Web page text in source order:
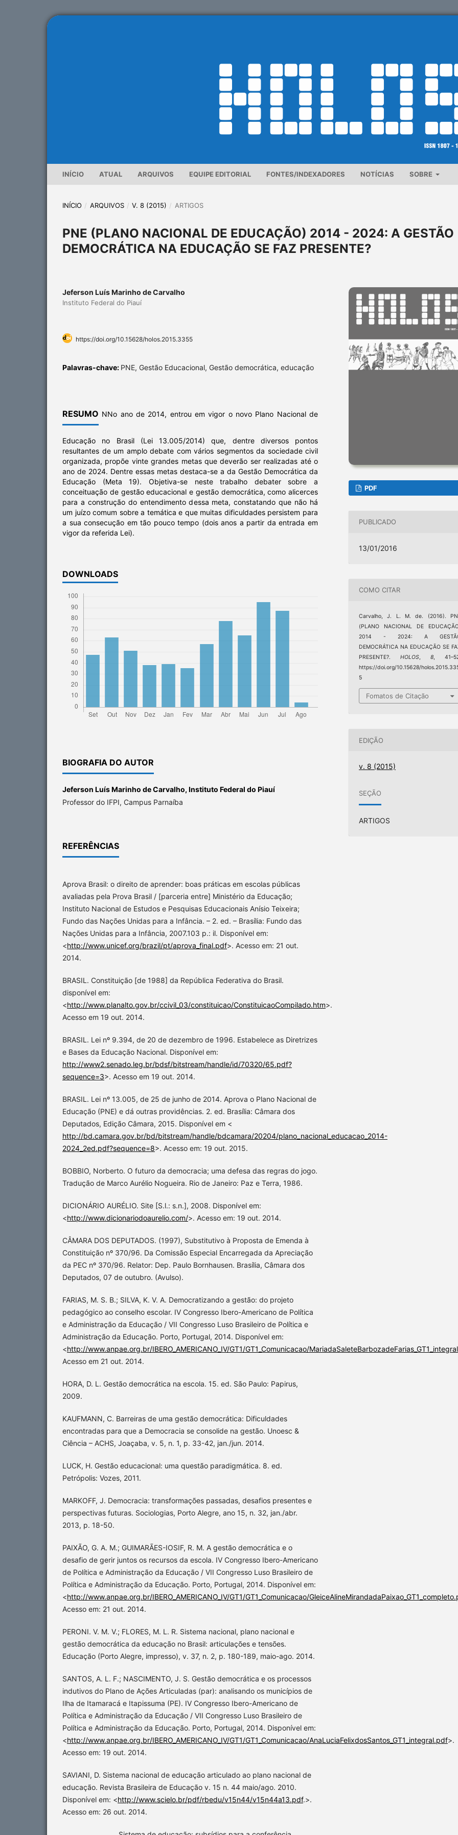
INÍCIO ATUAL ARQUIVOS EQUIPE EDITORIAL FONTES/INDEXADORES NOTÍCIAS SOBRE
INÍCIO / ARQUIVOS / V. 8 (2015) / ARTIGOS
PNE (PLANO NACIONAL DE EDUCAÇÃO) 2014 - 2024: A GESTÃO
DEMOCRÁTICA NA EDUCAÇÃO SE FAZ PRESENTE?
Jeferson Luís Marinho de Carvalho
Instituto Federal do Piauí
https://doi.org/10.15628/holos.2015.3355
Palavras-chave: PNE, Gestão Educacional, Gestão democrática, educação
RESUMO NNo ano de 2014, entrou em vigor o novo Plano Nacional de
Educação no Brasil (Lei 13.005/2014) que, dentre diversos pontos
resultantes de um amplo debate com vários segmentos da sociedade civil
organizada, propõe vinte grandes metas que deverão ser realizadas até o
ano de 2024. Dentre essas metas destaca-se a da Gestão Democrática da
Educação (Meta 19). Objetiva-se neste trabalho debater sobre a
conceituação de gestão educacional e gestão democrática, como alicerces
para a construção do entendimento dessa meta, constatando que não há
um juízo comum sobre a temática e que muitas dificuldades persistem para
a sua consecução em tão pouco tempo (dois anos a partir da entrada em
vigor da referida Lei).
DOWNLOADS
BIOGRAFIA DO AUTOR
Jeferson Luís Marinho de Carvalho, Instituto Federal do Piauí
Professor do IFPI, Campus Parnaíba
REFERÊNCIAS
Aprova Brasil: o direito de aprender: boas práticas em escolas públicas
avaliadas pela Prova Brasil / [parceria entre] Ministério da Educação;
Instituto Nacional de Estudos e Pesquisas Educacionais Anísio Teixeira;
Fundo das Nações Unidas para a Infância. – 2. ed. – Brasília: Fundo das
Nações Unidas para a Infância, 2007.103 p.: il. Disponível em:
<http://www.unicef.org/brazil/pt/aprova_final.pdf>. Acesso em: 21 out.
2014.
BRASIL. Constituição [de 1988] da República Federativa do Brasil.
disponível em:
<http://www.planalto.gov.br/ccivil_03/constituicao/ConstituicaoCompilado.htm>.
Acesso em 19 out. 2014.
BRASIL. Lei nº 9.394, de 20 de dezembro de 1996. Estabelece as Diretrizes
e Bases da Educação Nacional. Disponível em:
http://www2.senado.leg.br/bdsf/bitstream/handle/id/70320/65.pdf?
sequence=3>. Acesso em 19 out. 2014.
BRASIL. Lei nº 13.005, de 25 de junho de 2014. Aprova o Plano Nacional de
Educação (PNE) e dá outras providências. 2. ed. Brasília: Câmara dos
Deputados, Edição Câmara, 2015. Disponível em <
http://bd.camara.gov.br/bd/bitstream/handle/bdcamara/20204/plano_nacional_educacao_2014-
2024_2ed.pdf?sequence=8>. Acesso em: 19 out. 2015.
BOBBIO, Norberto. O futuro da democracia; uma defesa das regras do jogo.
Tradução de Marco Aurélio Nogueira. Rio de Janeiro: Paz e Terra, 1986.
DICIONÁRIO AURÉLIO. Site [S.l.: s.n.], 2008. Disponível em:
<http://www.dicionariodoaurelio.com/>. Acesso em: 19 out. 2014.
CÂMARA DOS DEPUTADOS. (1997), Substitutivo à Proposta de Emenda à
Constituição nº 370/96. Da Comissão Especial Encarregada da Apreciação
da PEC nº 370/96. Relator: Dep. Paulo Bornhausen. Brasília, Câmara dos
Deputados, 07 de outubro. (Avulso).
FARIAS, M. S. B.; SILVA, K. V. A. Democratizando a gestão: do projeto
pedagógico ao conselho escolar. IV Congresso Ibero-Americano de Política
e Administração da Educação / VII Congresso Luso Brasileiro de Política e
Administração da Educação. Porto, Portugal, 2014. Disponível em:
<http://www.anpae.org.br/IBERO_AMERICANO_IV/GT1/GT1_Comunicacao/
Acesso em 21 out. 2014.
HORA, D. L. Gestão democrática na escola. 15. ed. São Paulo: Papirus,
2009.
KAUFMANN, C. Barreiras de uma gestão democrática: Dificuldades
encontradas para que a Democracia se consolide na gestão. Unoesc &
Ciência – ACHS, Joaçaba, v. 5, n. 1, p. 33-42, jan./jun. 2014.
LUCK, H. Gestão educacional: uma questão paradigmática. 8. ed.
Petrópolis: Vozes, 2011.
MARKOFF, J. Democracia: transformações passadas, desafios presentes e
perspectivas futuras. Sociologias, Porto Alegre, ano 15, n. 32, jan./abr.
2013, p. 18-50.
PAIXÃO, G. A. M.; GUIMARÃES-IOSIF, R. M. A gestão democrática e o
desafio de gerir juntos os recursos da escola. IV Congresso Ibero-Americano
de Política e Administração da Educação / VII Congresso Luso Brasileiro de
Política e Administração da Educação. Porto, Portugal, 2014. Disponível em:
<http://www.anpae.org.br/IBERO_AMERICANO_IV/GT1/GT1_Comunicacao/
Acesso em: 21 out. 2014.
PERONI. V. M. V.; FLORES, M. L. R. Sistema nacional, plano nacional e
gestão democrática da educação no Brasil: articulações e tensões.
Educação (Porto Alegre, impresso), v. 37, n. 2, p. 180-189, maio-ago. 2014.
SANTOS, A. L. F.; NASCIMENTO, J. S. Gestão democrática e os processos
indutivos do Plano de Ações Articuladas (par): analisando os municípios de
Ilha de Itamaracá e Itapissuma (PE). IV Congresso Ibero-Americano de
Política e Administração da Educação / VII Congresso Luso Brasileiro de
Política e Administração da Educação. Porto, Portugal, 2014. Disponível em:
<http://www.anpae.org.br/IBERO_AMERICANO_IV/GT1/GT1_Comunicacao/AnaLuciaFelixdosSantos_GT1_integral.pdf>.
Acesso em: 19 out. 2014.
SAVIANI, D. Sistema nacional de educação articulado ao plano nacional de
educação. Revista Brasileira de Educação v. 15 n. 44 maio/ago. 2010.
Disponível em: <http://www.scielo.br/pdf/rbedu/v15n44/v15n44a13.pdf.>.
Acesso em: 26 out. 2014.
PDF
PUBLICADO
13/01/2016
COMO CITAR
Carvalho, J. L. M. de. (2016).
(PLANO NACIONAL DE
2014 - 2024: A
DEMOCRÁTICA NA EDUCAÇÃO SE
PRESENTE?.HOLOS ,8 ,
https://doi.org/10.15628/
5
Fomatos de Citação
EDIÇÃO
v. 8 (2015)
SEÇÃO
ARTIGOS